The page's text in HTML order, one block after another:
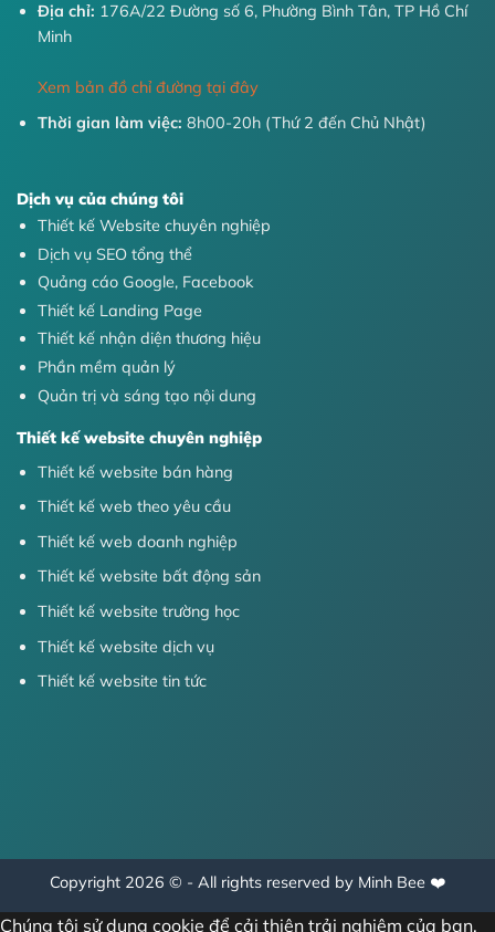
Địa chỉ: 176A/22 Đường số 6, Phường Bình Tân, TP Hồ Chí
Minh
Xem bản đồ chỉ đường tại đây
Thời gian làm việc: 8h00-20h (Thứ 2 đến Chủ Nhật)
Dịch vụ của chúng tôi
Thiết kế Website chuyên nghiệp
Dịch vụ SEO tổng thể
Quảng cáo Google, Facebook
Thiết kế Landing Page
Thiết kế nhận diện thương hiệu
Phần mềm quản lý
Quản trị và sáng tạo nội dung
Thiết kế website chuyên nghiệp
Thiết kế website bán hàng
Thiết kế web theo yêu cầu
Thiết kế web doanh nghiệp
Thiết kế website bất động sản
Thiết kế website trường học
Thiết kế website dịch vụ
Thiết kế website tin tức
Copyright 2026 © - All rights reserved by Minh Bee ❤️
Chúng tôi sử dụng cookie để cải thiện trải nghiệm của bạn.